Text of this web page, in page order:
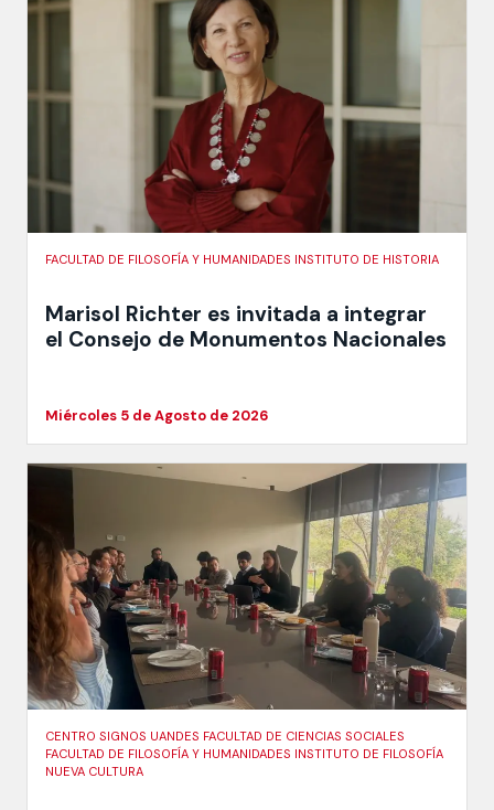
FACULTAD DE FILOSOFÍA Y HUMANIDADES INSTITUTO DE HISTORIA
Marisol Richter es invitada a integrar
el Consejo de Monumentos Nacionales
Miércoles 5 de Agosto de 2026
CENTRO SIGNOS UANDES FACULTAD DE CIENCIAS SOCIALES
FACULTAD DE FILOSOFÍA Y HUMANIDADES INSTITUTO DE FILOSOFÍA
NUEVA CULTURA